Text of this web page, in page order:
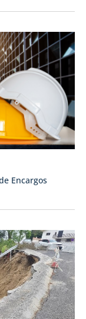
de
e
de
de
Encargos